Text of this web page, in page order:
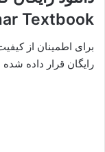
Textbook
برای اطمینان از
رایگان قرار داده